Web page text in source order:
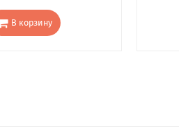
В корзину